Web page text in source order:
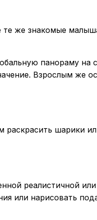
те же знакомые
панораму на
Взрослым же
шарики
реалистичной
или нарисовать